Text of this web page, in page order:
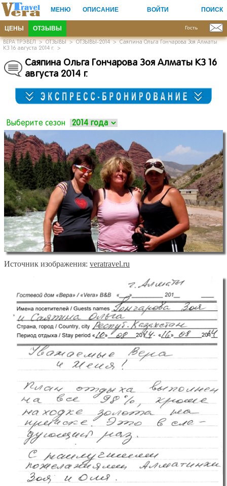
МЕНЮ ОПИСАНИЕ ВОЙТИ ПОИСК
ЦЕНЫ ОТЗЫВЫ Гость
ВЕРА ТРЭВЕЛ>ОТЗЫВЫ>ОТЗЫВЫ-2014>Саяпина Ольга Гончарова Зоя Алматы
КЗ 16 августа 2014 г. >
Саяпина Ольга Гончарова Зоя Алматы КЗ 16
августа 2014 г.
Выберите сезон
Источник изображения: veratravel.ru